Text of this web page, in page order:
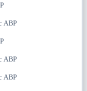
АВР
АВР
АВР